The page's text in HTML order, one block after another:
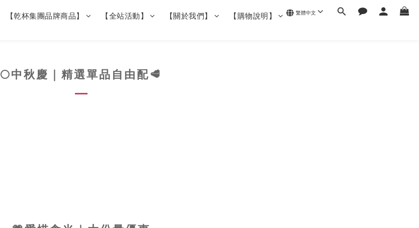
【乾杯集團品牌商品】 【全站活動】 【關於我們】 【購物說明】 繁體中文
🌕中秋慶｜精選單品自由配🥩